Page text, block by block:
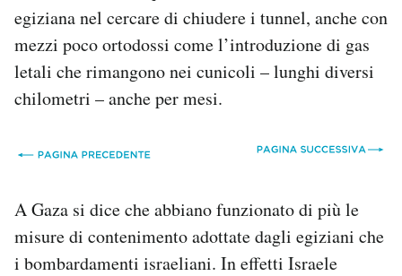
egiziana nel cercare di chiudere i tunnel, anche con
mezzi poco ortodossi come l’introduzione di gas
letali che rimangono nei cunicoli – lunghi diversi
chilometri – anche per mesi.
A Gaza si dice che abbiano funzionato di più le
misure di contenimento adottate dagli egiziani che
i bombardamenti israeliani. In effetti Israele